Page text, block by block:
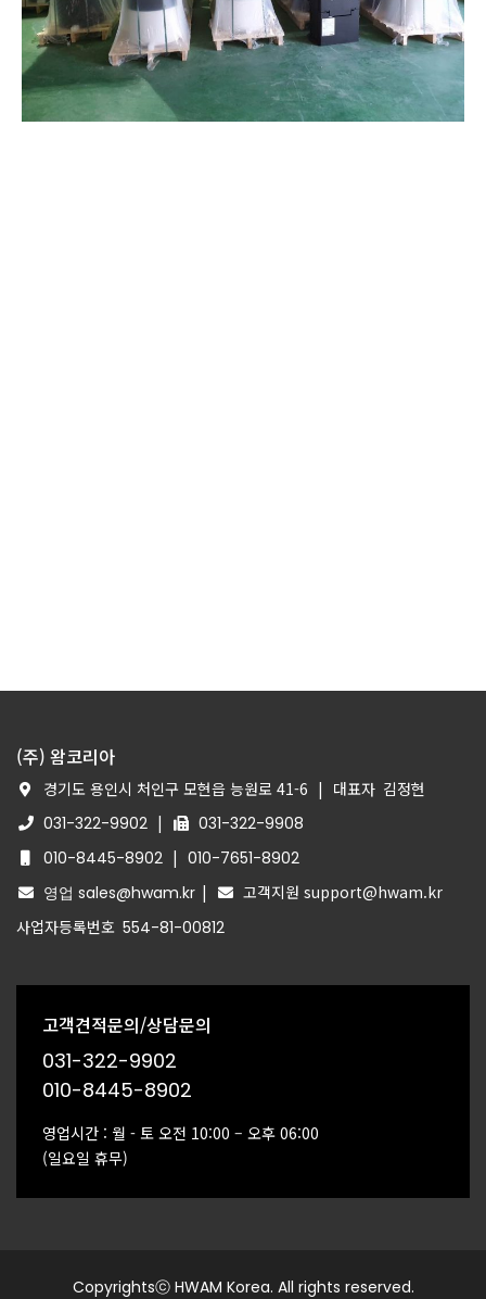
(주) 왐코리아
경기도 용인시 처인구 모현읍 능원로 41-6 | 대표자 김정현
031-322-9902 |
031-322-9908
010-8445-8902 | 010-7651-8902
영업 sales@hwam.kr |
고객지원 support@hwam.kr
사업자등록번호 554-81-00812
고객견적문의/상담문의
031-322-9902
010-8445-8902
영업시간 : 월 - 토 오전 10:00 – 오후 06:00
(일요일 휴무)
Copyrightsⓒ HWAM Korea. All rights reserved.